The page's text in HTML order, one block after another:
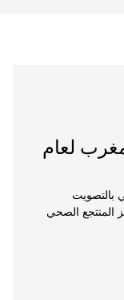
لعام
بالتصويت
المنتجع الصحي